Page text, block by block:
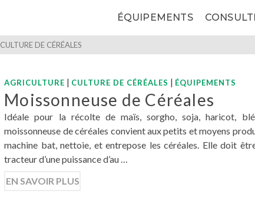
ÉQUIPEMENTS
CULTURE DE CÉRÉALES
AGRICULTURE | CULTURE DE CÉRÉALES | ÉQUIPEMENTS
Moissonneuse de Céréales
Idéale pour la récolte de maïs, sorgho, soja, haricot,
moissonneuse de céréales convient aux petits et moyens
machine bat, nettoie, et entrepose les céréales. Elle doit
tracteur d’une puissance d’au …
EN SAVOIR PLUS